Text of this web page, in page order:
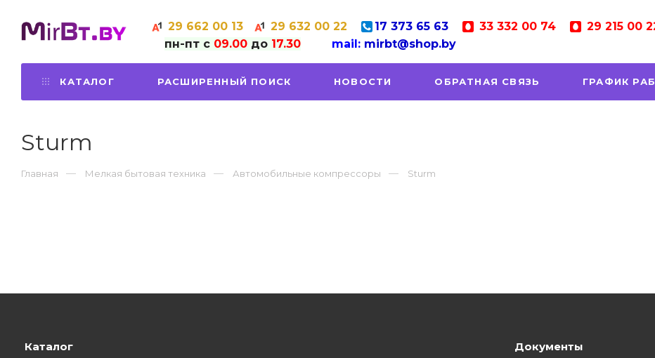
29 662 00 13 29 632 00 22 17373 65 63 33 332 00 74 29 215 00
пн-пт с 09.00 до 17.30 mail: mirbt@shop.by
КАТАЛОГ РАСШИРЕННЫЙ ПОИСК НОВОСТИ ОБРАТНАЯ СВЯЗЬ ГРАФИК
Sturm
Главная Мелкая бытовая техника Автомобильные компрессоры Sturm
Каталог Документы